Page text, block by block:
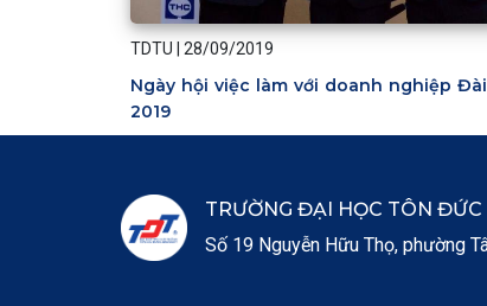
TDTU 28/09/2019
Ngày hội việc làm với doanh nghiệp
2019
TRƯỜNG ĐẠI HỌC TÔN ĐỨC
Số 19 Nguyễn Hữu Thọ, phường